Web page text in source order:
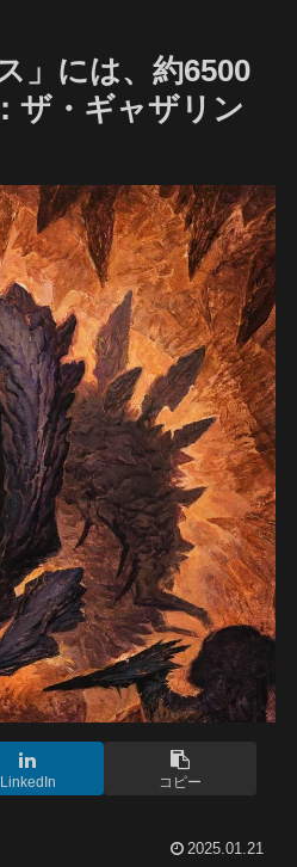
」には、約6500
ザ・ギャザリン
LinkedIn コピー
2025.01.21